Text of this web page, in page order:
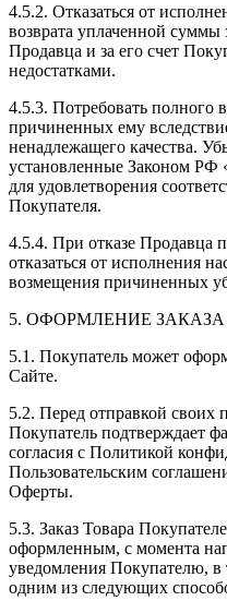
4.5.2. Отказаться от
возврата уплаченной
Продавца и за его счет
недостатками.
4.5.3. Потребовать полного
причиненных ему
ненадлежащего качества.
установленные Законом РФ
для удовлетворения
Покупателя.
4.5.4. При отказе Продавца
отказаться от исполнения
возмещения причиненных
5. ОФОРМЛЕНИЕ ЗАКАЗА
5.1. Покупатель может
Сайте.
5.2. Перед отправкой своих
Покупатель подтверждает
согласия с Политикой
Пользовательским
Оферты.
5.3. Заказ Товара
оформленным, с момента
уведомления Покупателю, в
одним из следующих